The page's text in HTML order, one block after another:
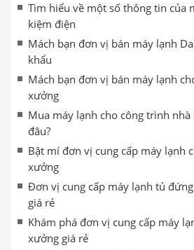
Tìm hiểu về một số thông tin của
kiệm điện
Mách bạn đơn vị bán máy lạnh
khẩu
Mách bạn đơn vị bán máy lạnh
xưởng
Mua máy lạnh cho công trình
đâu?
Bật mí đơn vị cung cấp máy lạnh
xưởng
Đơn vị cung cấp máy lạnh tủ
giá rẻ
Khám phá đơn vị cung cấp máy
xưởng giá rẻ